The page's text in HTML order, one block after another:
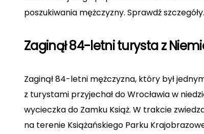
poszukiwania mężczyzny. Sprawdź szczegóły.
Zaginął 84-letni turysta z
Zaginął 84-letni mężczyzna, który był
z turystami przyjechał do Wrocławia w
wycieczka do Zamku Książ. W trakcie
na terenie Książańskiego Parku